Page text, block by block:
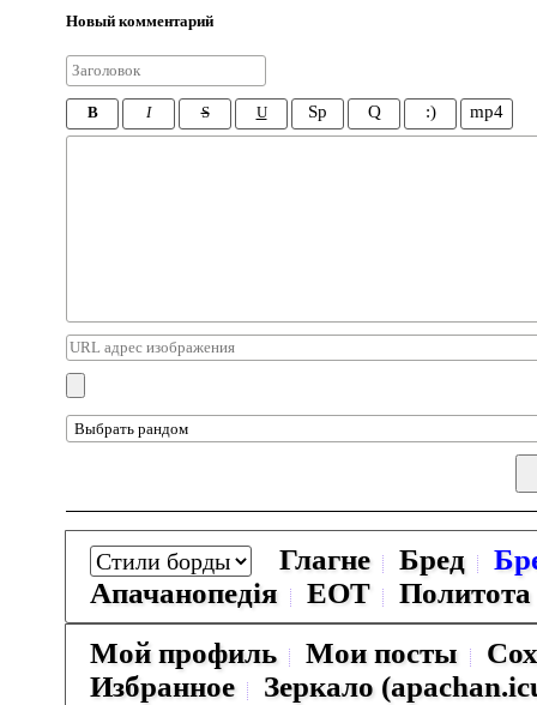
Новый комментарий
B I S U Sp Q :) mp4
Глагне Бред
Апачанопедiя
ЕОТ
Политота
Мой профиль
Мои посты
Избранное
Зеркало